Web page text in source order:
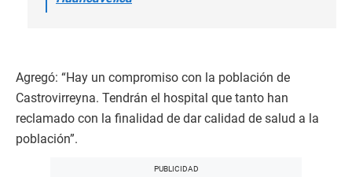
Agregó: “Hay un compromiso con la población de
Castrovirreyna. Tendrán el hospital que tanto han
reclamado con la finalidad de dar calidad de salud a la
población”.